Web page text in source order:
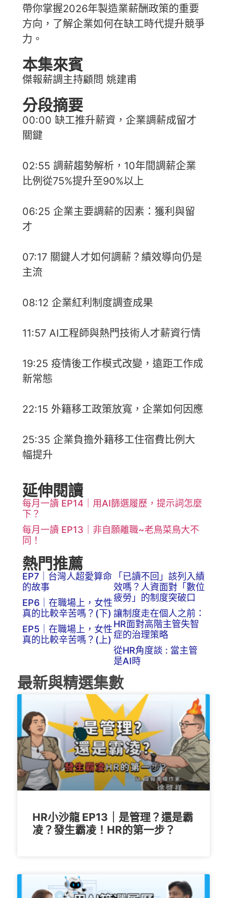
帶你掌握2026年製造業薪酬政策的重要
方向，了解企業如何在缺工時代提升競爭
力。
本集來賓
傑報薪調主持顧問 姚建甫
分段摘要
00:00 缺工推升薪資，企業調薪成留才
關鍵
02:55 調薪趨勢解析，10年間調薪企業
比例從75%提升至90%以上
06:25 企業主要調薪的因素：獲利與留
才
07:17 關鍵人才如何調薪？績效導向仍是
主流
08:12 企業紅利制度調查成果
11:57 AI工程師與熱門技術人才薪資行情
19:25 疫情後工作模式改變，遠距工作成
新常態
22:15 外籍移工政策放寬，企業如何因應
25:35 企業負擔外籍移工住宿費比例大
幅提升
延伸閱讀
每月一讀 EP14｜用AI篩選履歷，提示詞怎麼
下？
每月一讀 EP13｜非自願離職~老鳥菜鳥大不
同！
熱門推薦
EP7｜台灣人超愛算命
的故事
EP6｜在職場上，女性
真的比較辛苦嗎？(下)
EP5｜在職場上，女性
真的比較辛苦嗎？(上)
「已讀不回」該列入績
效嗎？人資面對「數位
疲勞」的制度突破口
讓制度走在個人之前：
HR面對高階主管失智
症的治理策略
從HR角度談 : 當主管
是AI時
最新與精選集數
HR小沙龍 EP13｜是管理？還是霸
凌？發生霸凌！HR的第一步？